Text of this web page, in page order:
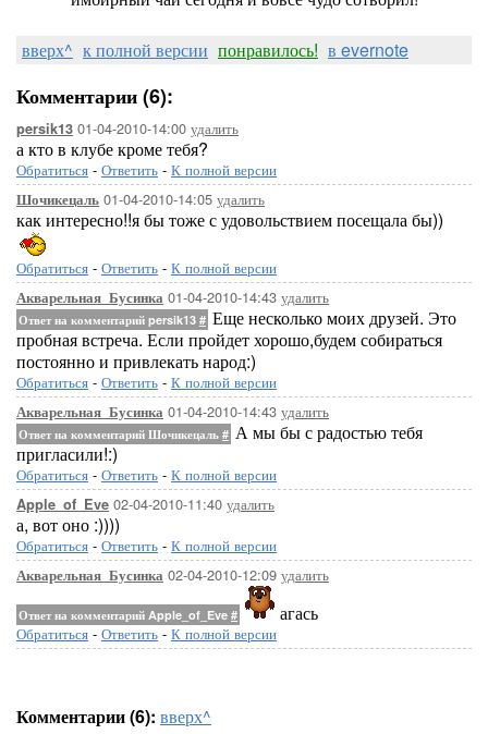
вверх^ к полной версии понравилось! в evernote
Комментарии (6):
persik13 01-04-2010-14:00 удалить
а кто в клубе кроме тебя?
Обратиться - Ответить - К полной версии
Шочикецаль 01-04-2010-14:05 удалить
как интересно!!я бы тоже с удовольствием посещала бы))
Обратиться - Ответить - К полной версии
Акварельная_Бусинка 01-04-2010-14:43 удалить
Ответ на комментарий persik13 # Еще несколько моих друзей. Это
пробная встреча. Если пройдет хорошо,будем собираться
постоянно и привлекать народ:)
Обратиться - Ответить - К полной версии
Акварельная_Бусинка 01-04-2010-14:43 удалить
Ответ на комментарий Шочикецаль # А мы бы с радостью тебя
пригласили!:)
Обратиться - Ответить - К полной версии
Apple_of_Eve 02-04-2010-11:40 удалить
а, вот оно :))))
Обратиться - Ответить - К полной версии
Акварельная_Бусинка 02-04-2010-12:09 удалить
Ответ на комментарий Apple_of_Eve # агась
Обратиться - Ответить - К полной версии
Комментарии (6): вверх^